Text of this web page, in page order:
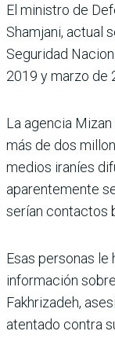
El ministro de
Shamjani, actual
Seguridad
2019 y marzo de
La agencia
más de dos
medios iraníes
aparentemente
serían contactos
Esas personas le
información
Fakhrizadeh,
atentado contra